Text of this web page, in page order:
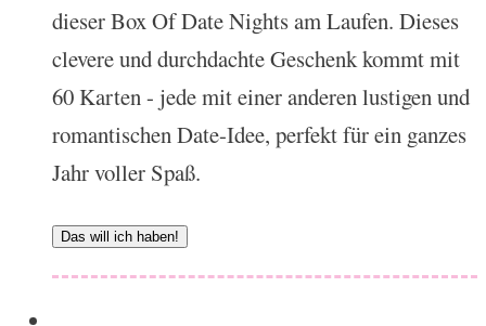
dieser Box Of Date Nights am Laufen. Dieses
clevere und durchdachte Geschenk kommt mit
60 Karten - jede mit einer anderen lustigen und
romantischen Date-Idee, perfekt für ein ganzes
Jahr voller Spaß.
Das will ich haben!